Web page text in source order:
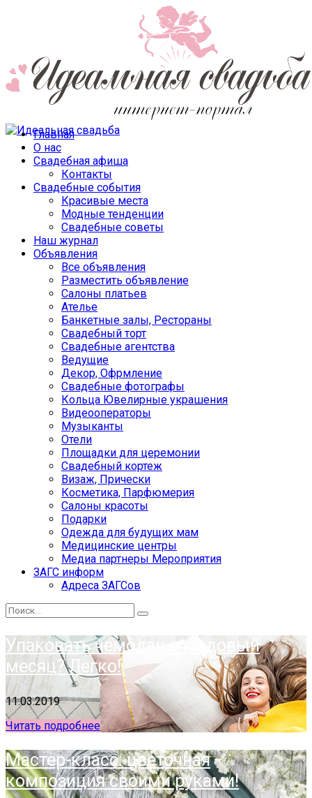
Главная
О нас
Свадебная афиша
Контакты
Свадебные события
Красивые места
Модные тенденции
Свадебные советы
Наш журнал
Объявления
Все объявления
Разместить объявление
Салоны платьев
Ателье
Банкетные залы, Рестораны
Свадебный торт
Свадебные агентства
Ведущие
Декор, Офрмление
Свадебные фотографы
Кольца Ювелирные украшения
Видеооператоры
Музыканты
Отели
Площадки для церемонии
Свадебный кортеж
Визаж, Прически
Косметика, Парфюмерия
Салоны красоты
Подарки
Одежда для будущих мам
Медицинские центры
Медиа партнеры Мероприятия
ЗАГС информ
Адреса ЗАГСов
Упаковать чемодан в медовый
месяц? Легко!
11.03.2019
Читать подробнее
Мастер-класс: цветочная
композиция своими руками!